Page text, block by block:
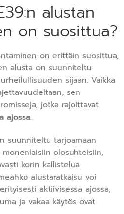
alustan
on suosittua?
on erittäin suosittua,
alusta on suunniteltu
sijaan. Vaikka
sen
jotka rajoittavat
ajossa.
suunniteltu tarjoamaan
olosuhteisiin,
korin kallistelua
alustaratkaisu voi
aktiivisessa ajossa,
ja vakaa käytös ovat